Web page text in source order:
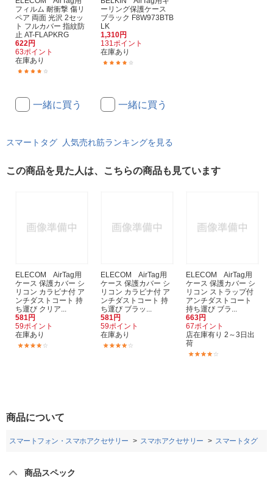
フィルム 耐衝撃 傷リ
ペア 両面 光沢 2セッ
ト フルカバー 指紋防
止 AT-FLAPKRG
622円
63ポイント
在庫あり
一緒に買う
ーリング保護ケース
ブラック F8W973BTB
LK
1,310円
131ポイント
在庫あり
一緒に買う
スマートタグ 人気売れ筋ランキングを見る
この商品を見た人は、こちらの商品も見ています
ELECOM AirTag用
ケース 保護カバー シ
リコン カラビナ付 ア
ンチダストコート 持
ち運び クリア...
581円
59ポイント
在庫あり
ELECOM AirTag用
ケース 保護カバー シ
リコン カラビナ付 ア
ンチダストコート 持
ち運び ブラッ...
581円
59ポイント
在庫あり
ELECOM AirTag用
ケース 保護カバー シ
リコン ストラップ付
アンチダストコート
持ち運び ブラ...
663円
67ポイント
店在庫有り 2～3日出
荷
商品について
スマートフォン・スマホアクセサリー スマホアクセサリー スマートタグ
商品スペック